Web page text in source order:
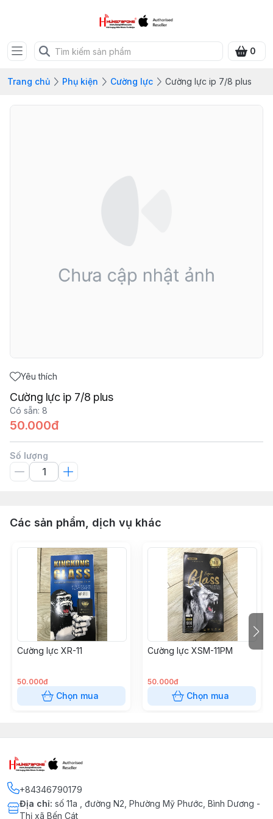
0
Trang chủ Phụ kiện Cường lực Cường lực ip 7/8 plus
Yêu thích
Cường lực ip 7/8 plus
Có sẵn: 8
50.000đ
Số lượng
Các sản phẩm, dịch vụ khác
Cường lực XR-11
50.000đ
Chọn mua
Cường lực XSM-11PM
50.000đ
Chọn mua
+84346790179
Địa chỉ: số 11a , đường N2, Phường Mỹ Phước, Bình Dương -
Thị xã Bến Cát